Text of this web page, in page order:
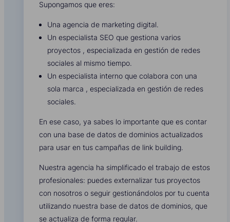
Supongamos que eres:
Una agencia de marketing digital.
Un especialista SEO que gestiona varios
proyectos , especializada en gestión de redes
sociales al mismo tiempo.
Un especialista interno que colabora con una
sola marca , especializada en gestión de redes
sociales.
En ese caso, ya sabes lo importante que es contar
con una base de datos de dominios actualizados
para usar en tus campañas de link building.
Nuestra agencia ha simplificado el trabajo de estos
profesionales: puedes externalizar tus proyectos
con nosotros o seguir gestionándolos por tu cuenta
utilizando nuestra base de datos de dominios, que
se actualiza de forma regular.